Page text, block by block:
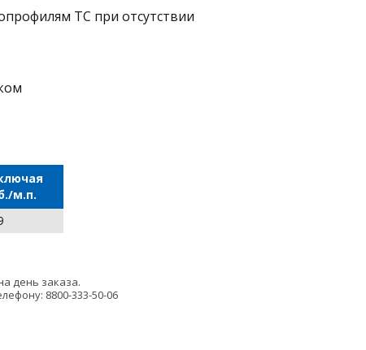
ТС при отсутствии
м.п.
день заказа.
8800-333-50-06